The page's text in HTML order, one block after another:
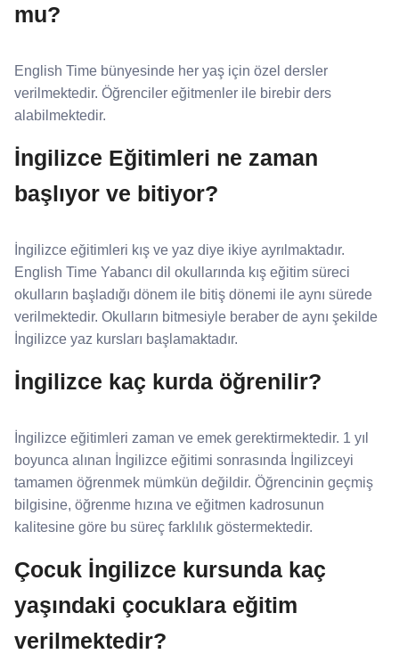
mu?
English Time bünyesinde her yaş için özel dersler
verilmektedir. Öğrenciler eğitmenler ile birebir ders
alabilmektedir.
İngilizce Eğitimleri ne zaman
başlıyor ve bitiyor?
İngilizce eğitimleri kış ve yaz diye ikiye ayrılmaktadır.
English Time Yabancı dil okullarında kış eğitim süreci
okulların başladığı dönem ile bitiş dönemi ile aynı sürede
verilmektedir. Okulların bitmesiyle beraber de aynı şekilde
İngilizce yaz kursları başlamaktadır.
İngilizce kaç kurda öğrenilir?
İngilizce eğitimleri zaman ve emek gerektirmektedir. 1 yıl
boyunca alınan İngilizce eğitimi sonrasında İngilizceyi
tamamen öğrenmek mümkün değildir. Öğrencinin geçmiş
bilgisine, öğrenme hızına ve eğitmen kadrosunun
kalitesine göre bu süreç farklılık göstermektedir.
Çocuk İngilizce kursunda kaç
yaşındaki çocuklara eğitim
verilmektedir?